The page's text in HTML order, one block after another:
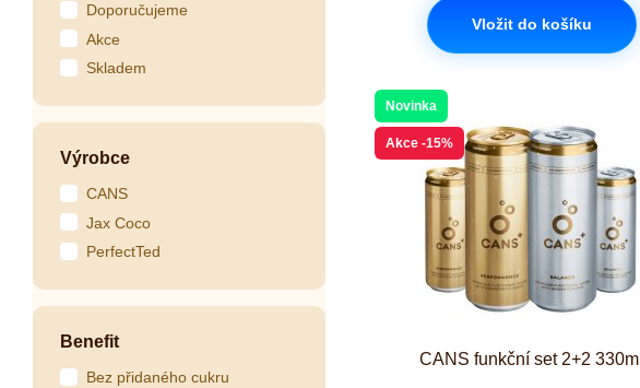
Doporučujeme
Akce
Skladem
Výrobce
CANS
Jax Coco
PerfectTed
Benefit
Bez přidaného cukru
Vložit do košíku
Novinka
Akce -15%
CANS funkční set 2+2 330ml